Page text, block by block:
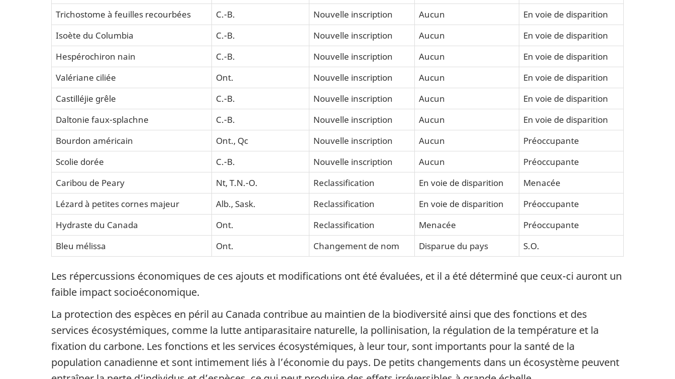
Trichostome à feuilles recourbées
C.-B. Nouvelle inscription Aucun
En voie de disparition
Isoète du Columbia
C.-B. Nouvelle inscription Aucun
En voie de disparition
Hespérochiron nain
C.-B. Nouvelle inscription Aucun
En voie de disparition
Valériane ciliée
Ont. Nouvelle inscription Aucun
En voie de disparition
Castilléjie grêle
C.-B. Nouvelle inscription Aucun
En voie de disparition
Daltonie faux-splachne
C.-B. Nouvelle inscription Aucun
En voie de disparition
Bourdon américain
Ont., Qc Nouvelle inscription Aucun
Préoccupante
Scolie dorée
C.-B. Nouvelle inscription Aucun
Préoccupante
Caribou de Peary
Nt, T.N.-O. Reclassification En voie de disparition
Menacée
Lézard à petites cornes majeur
Alb., Sask. Reclassification En voie de disparition
Préoccupante
Hydraste du Canada
Ont. Reclassification Menacée
Préoccupante
Bleu mélissa
Ont. Changement de nom Disparue du pays S.O.
Les répercussions économiques de ces ajouts et modifications ont été évaluées, et il a été déterminé que ceux-ci auront un
faible impact socioéconomique.
La protection des espèces en péril au Canada contribue au maintien de la biodiversité ainsi que des fonctions et des
services écosystémiques, comme la lutte antiparasitaire naturelle, la pollinisation, la régulation de la température et la
fixation du carbone. Les fonctions et les services écosystémiques, à leur tour, sont importants pour la santé de la
population canadienne et sont intimement liés à l’économie du pays. De petits changements dans un écosystème peuvent